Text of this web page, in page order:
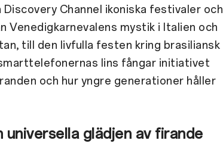
Channel ikoniska festivaler och
Venedigkarnevalens mystik i Italien och
till den livfulla festen kring brasiliansk
lins fångar initiativet
och hur yngre generationer håller
universella glädjen av firande